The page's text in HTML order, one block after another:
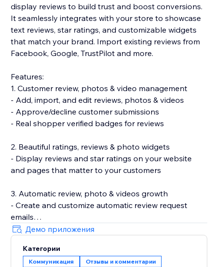
display reviews to build trust and boost conversions.
It seamlessly integrates with your store to showcase
text reviews, star ratings, and customizable widgets
that match your brand. Import existing reviews from
Facebook, Google, TrustPilot and more.
Features:
1. Customer review, photos & video management
- Add, import, and edit reviews, photos & videos
- Approve/decline customer submissions
- Real shopper verified badges for reviews
2. Beautiful ratings, reviews & photo widgets
- Display reviews and star ratings on your website
and pages that matter to your customers
3. Automatic review, photo & videos growth
- Create and customize automatic review request
emails
- Incentivize review submissions with discounts (in-
app) or loyalty points (with Smile.io)
- Let customers leave reviews directly on your site
Демо приложения
Категории
Коммуникация Отзывы и комментарии